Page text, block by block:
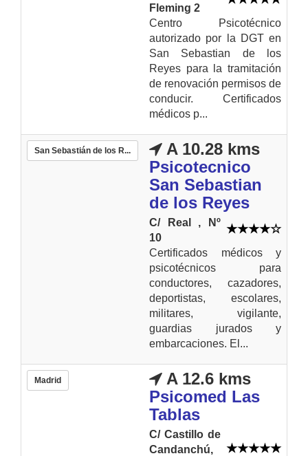
Fleming 2
Centro Psicotécnico
autorizado por la DGT en
San Sebastian de los
Reyes para la tramitación
de renovación permisos de
conducir. Certificados
médicos p...
San Sebastián de los R...
A 10.28 kms
Psicotecnico
San Sebastian
de los Reyes
C/ Real , Nº
10
Certificados médicos y
psicotécnicos para
conductores, cazadores,
deportistas, escolares,
militares, vigilante,
guardias jurados y
embarcaciones. El...
Madrid
A 12.6 kms
Psicomed Las
Tablas
C/ Castillo de
Candanchú,